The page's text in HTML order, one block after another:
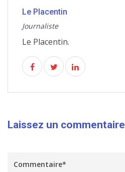
Le Placentin
Journaliste
Le Placentin.
Laissez un commentaire